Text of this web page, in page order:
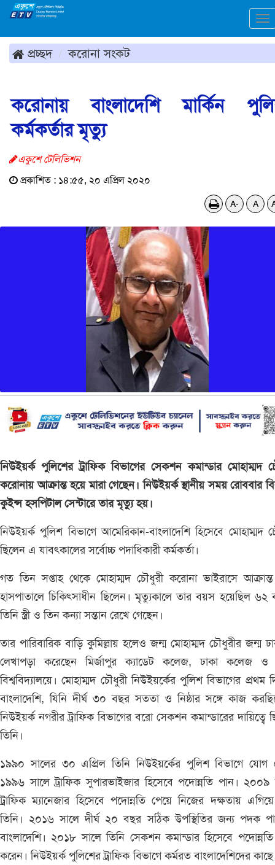
প্রচ্ছদ করোনা সংকট
করোনায় বাংলাদেশি মার্কিন
কর্মকর্তার মৃত্যু
একুশে টেলিভিশন
প্রকাশিত : ১৪:৫৫, ২০ এপ্রিল ২০২০
A- A
নিউইয়র্ক পুলিশের ট্রাফিক বিভাগের সেকশন কমান্ডার মোহাম্মদ
করোনায় আক্রান্ত হয়ে মারা গেছেন। নিউইয়র্ক স্থানীয় সময় রোববার
কুইন্স হসপিটাল সেন্টারে তার মৃত্যু হয়।
নিউইয়র্ক পুলিশ বিভাগে আমেরিকান-বাংলাদেশি হিসেবে মোহাম্মদ
ছিলেন এ যাবৎকালের সর্বোচ্চ পদাধিকারী কর্মকর্তা।
গত তিন সপ্তাহ থেকে মোহাম্মদ চৌধুরী করোনা ভাইরাসে
হাসপাতালে চিকিৎসাধীন ছিলেন। মৃত্যুকালে তার বয়স হয়েছিল ৬২
তিনি স্ত্রী ও তিন কন্যা সন্তান রেখে গেছেন।
তার পারিবারিক বাড়ি কুমিল্লায় হলেও জন্ম মোহাম্মদ চৌধুরীর জন্ম
লেখাপড়া করেছেন মির্জাপুর ক্যাডেট কলেজ, ঢাকা কলেজ ও
বিশ্ববিদ্যালয়ে। মোহাম্মদ চৌধুরী নিউইয়র্কের পুলিশ বিভাগের প্রথম
বাংলাদেশি, যিনি দীর্ঘ ৩০ বছর সততা ও নিষ্ঠার সঙ্গে কাজ
নিউইয়র্ক নগরীর ট্রাফিক বিভাগের বরো সেকশন কমান্ডারের দায়িত্বে
তিনি।
১৯৯০ সালের ৩০ এপ্রিল তিনি নিউইয়র্কের পুলিশ বিভাগে যোগ
১৯৯৬ সালে ট্রাফিক সুপারভাইজার হিসেবে পদোন্নতি পান। ২০০৯
ট্রাফিক ম্যানেজার হিসেবে পদোন্নতি পেয়ে নিজের দক্ষতায়
তিনি। ২০১৬ সালে দীর্ঘ ২০ বছর সঠিক উপস্থিতির জন্য পদক
বাংলাদেশি। ২০১৮ সালে তিনি সেকশন কমান্ডার হিসেবে
করেন। নিউইয়র্ক পুলিশের ট্রাফিক বিভাগে কর্মরত বাংলাদেশিদের